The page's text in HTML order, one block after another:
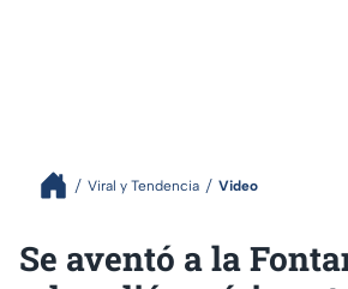
Viral y Tendencia Video
Se aventó a la